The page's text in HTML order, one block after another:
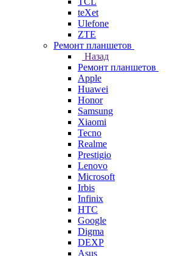
teXet
Ulefone
ZTE
Ремонт планшетов
Назад
Ремонт планшетов
Apple
Huawei
Honor
Samsung
Xiaomi
Tecno
Realme
Prestigio
Lenovo
Microsoft
Irbis
Infinix
HTC
Google
Digma
DEXP
Asus